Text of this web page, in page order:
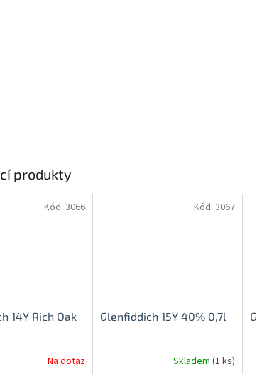
produkty
14Y Rich Oak
Na dotaz
Kód: 3066
Glenfiddich 15Y 40% 0,7l
Skladem (1 ks)
Kód: 3067